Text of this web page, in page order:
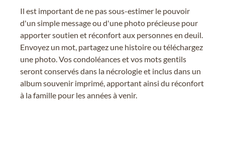
Il est important de ne pas sous-estimer le pouvoir
d'un simple message ou d'une photo précieuse pour
apporter soutien et réconfort aux personnes en deuil.
Envoyez un mot, partagez une histoire ou téléchargez
une photo. Vos condoléances et vos mots gentils
seront conservés dans la nécrologie et inclus dans un
album souvenir imprimé, apportant ainsi du réconfort
à la famille pour les années à venir.